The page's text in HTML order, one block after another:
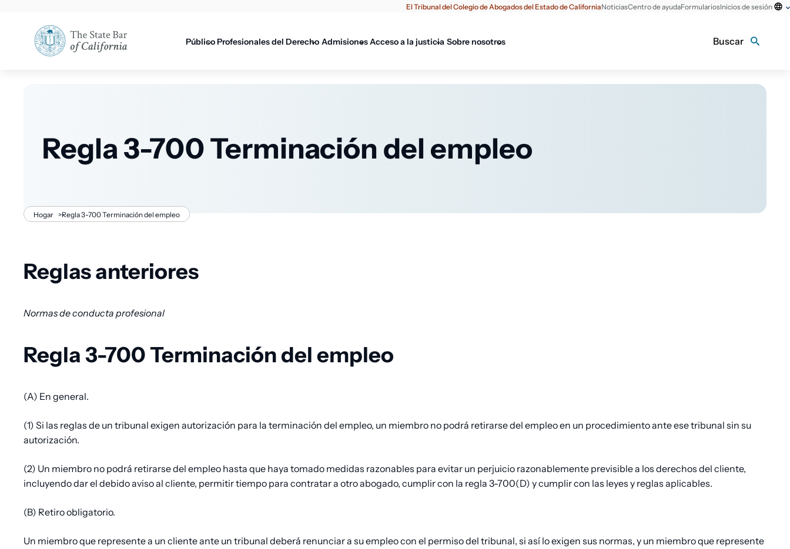
El Tribunal del Colegio de Abogados del Estado de CaliforniaNoticiasCentro de ayudaFormulariosInicios de sesión
PúblicoProfesionales del Derecho AdmisionesAcceso a la justicia Sobre nosotros Buscar
Regla 3-700 Terminación del empleo
Migaja
pan
Hogar >Regla 3-700 Terminación del empleo
Reglas anteriores
Normas de conducta profesional
Regla 3-700 Terminación del empleo
(A) En general.
(1) Si las reglas de un tribunal exigen autorización para la terminación del empleo, un miembro no podrá retirarse del empleo en un procedimiento ante ese tribunal sin su
autorización.
(2) Un miembro no podrá retirarse del empleo hasta que haya tomado medidas razonables para evitar un perjuicio razonablemente previsible a los derechos del cliente,
incluyendo dar el debido aviso al cliente, permitir tiempo para contratar a otro abogado, cumplir con la regla 3-700(D) y cumplir con las leyes y reglas aplicables.
(B) Retiro obligatorio.
Un miembro que represente a un cliente ante un tribunal deberá renunciar a su empleo con el permiso del tribunal, si así lo exigen sus normas, y un miembro que represente